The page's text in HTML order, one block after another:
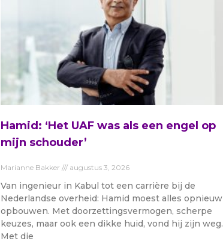
Hamid: ‘Het UAF was als een engel op
mijn schouder’
Marianne Bakker augustus 3, 2026
Van ingenieur in Kabul tot een carrière bij de
Nederlandse overheid: Hamid moest alles opnieuw
opbouwen. Met doorzettingsvermogen, scherpe
keuzes, maar ook een dikke huid, vond hij zijn weg.
Met die